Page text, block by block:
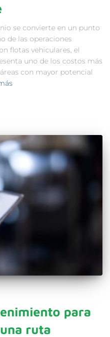
se convierte en un punto
de las operaciones
flotas vehiculares, el
uno de los costos más
con mayor potencial
para
ruta